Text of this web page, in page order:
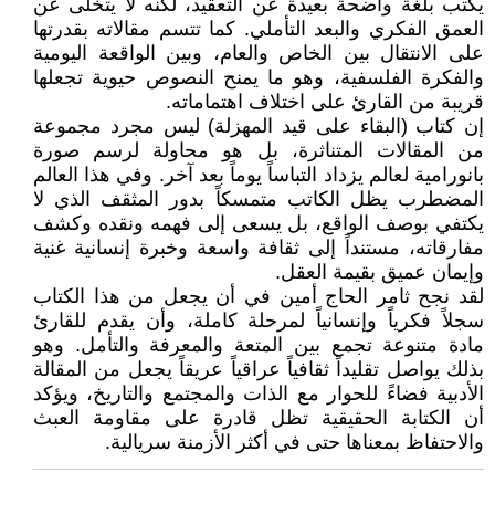
يكتب بلغة واضحة بعيدة عن التعقيد، لكنه لا يتخلى عن
العمق الفكري والبعد التأملي. كما تتسم مقالاته بقدرتها
على الانتقال بين الخاص والعام، وبين الواقعة اليومية
والفكرة الفلسفية، وهو ما يمنح النصوص حيوية تجعلها
قريبة من القارئ على اختلاف اهتماماته.
إن كتاب (البقاء على قيد المهزلة) ليس مجرد مجموعة
من المقالات المتناثرة، بل هو محاولة لرسم صورة
بانورامية لعالم يزداد التباساً يوماً بعد آخر. وفي هذا العالم
المضطرب يظل الكاتب متمسكاً بدور المثقف الذي لا
يكتفي بوصف الواقع، بل يسعى إلى فهمه ونقده وكشف
مفارقاته، مستنداً إلى ثقافة واسعة وخبرة إنسانية غنية
وإيمان عميق بقيمة العقل.
لقد نجح ثامر الحاج أمين في أن يجعل من هذا الكتاب
سجلاً فكرياً وإنسانياً لمرحلة كاملة، وأن يقدم للقارئ
مادة متنوعة تجمع بين المتعة والمعرفة والتأمل. وهو
بذلك يواصل تقليداً ثقافياً عراقياً عريقاً يجعل من المقالة
الأدبية فضاءً للحوار مع الذات والمجتمع والتاريخ، ويؤكد
أن الكتابة الحقيقية تظل قادرة على مقاومة العبث
والاحتفاظ بمعناها حتى في أكثر الأزمنة سريالية.